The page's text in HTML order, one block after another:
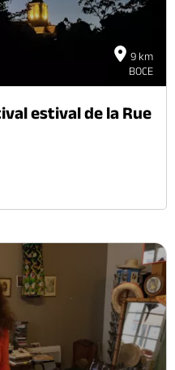
9 km
BOCE
estival de la Rue